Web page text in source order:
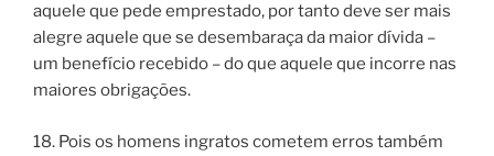
aquele que pede emprestado, por tanto deve ser mais
alegre aquele que se desembaraça da maior dívida –
um benefício recebido – do que aquele que incorre nas
maiores obrigações.
18. Pois os homens ingratos cometem erros também